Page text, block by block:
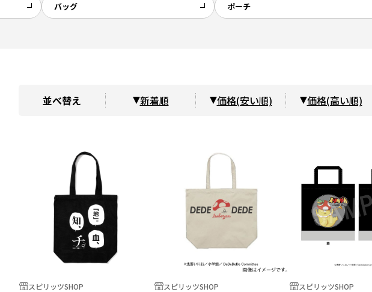
バッグ ポーチ
並べ替え 新着順 価格(安い順) 価格(高い順)
スピリッツSHOP
スピリッツSHOP
スピリッツSHOP